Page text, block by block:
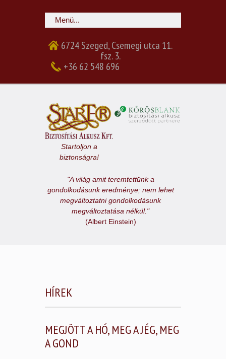
6724 Szeged, Csemegi utca 11.
fsz. 3.
+36 62 548 696
Startoljon a
biztonságra!
"A világ amit teremtettünk a
gondolkodásunk eredménye; nem lehet
megváltoztatni gondolkodásunk
megváltoztatása nélkül."
(Albert Einstein)
HÍREK
MEGJÖTT A HÓ, MEG A JÉG, MEG
A GOND